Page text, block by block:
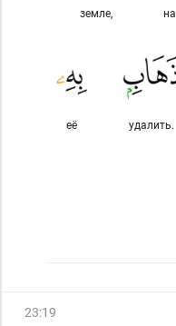
на
земле,
удалить.
её
23:19